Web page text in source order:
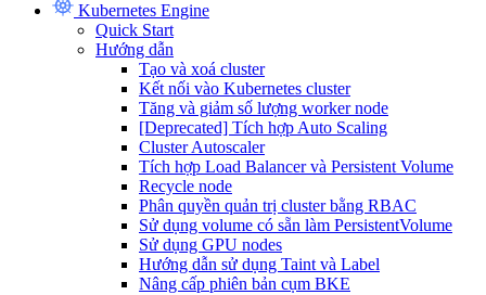
Kubernetes Engine
Quick Start
Hướng dẫn
Tạo và xoá cluster
Kết nối vào Kubernetes cluster
Tăng và giảm số lượng worker node
[Deprecated] Tích hợp Auto Scaling
Cluster Autoscaler
Tích hợp Load Balancer và Persistent Volume
Recycle node
Phân quyền quản trị cluster bằng RBAC
Sử dụng volume có sẵn làm PersistentVolume
Sử dụng GPU nodes
Hướng dẫn sử dụng Taint và Label
Nâng cấp phiên bản cụm BKE